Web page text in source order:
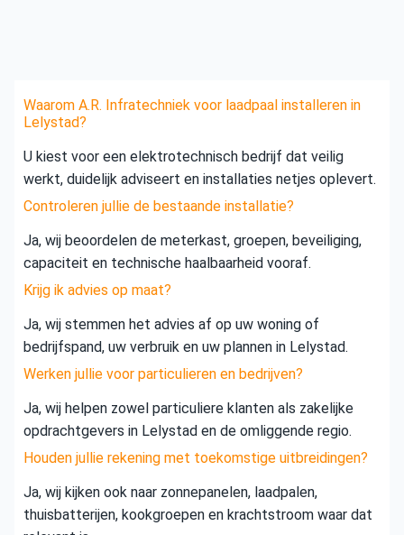
Waarom A.R. Infratechniek voor laadpaal installeren in
Lelystad?
U kiest voor een elektrotechnisch bedrijf dat veilig
werkt, duidelijk adviseert en installaties netjes oplevert.
Controleren jullie de bestaande installatie?
Ja, wij beoordelen de meterkast, groepen, beveiliging,
capaciteit en technische haalbaarheid vooraf.
Krijg ik advies op maat?
Ja, wij stemmen het advies af op uw woning of
bedrijfspand, uw verbruik en uw plannen in Lelystad.
Werken jullie voor particulieren en bedrijven?
Ja, wij helpen zowel particuliere klanten als zakelijke
opdrachtgevers in Lelystad en de omliggende regio.
Houden jullie rekening met toekomstige uitbreidingen?
Ja, wij kijken ook naar zonnepanelen, laadpalen,
thuisbatterijen, kookgroepen en krachtstroom waar dat